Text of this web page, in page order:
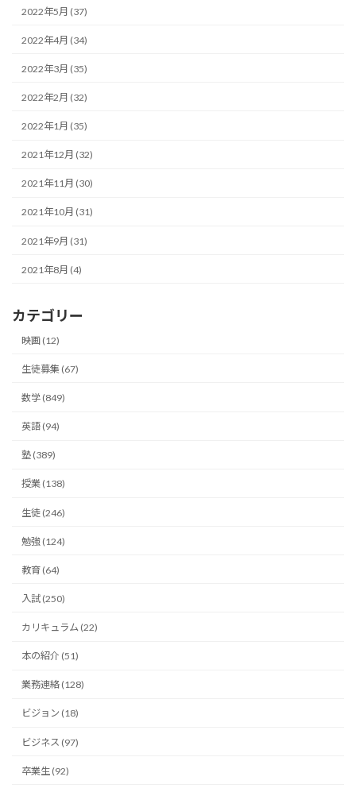
2022年5月 (37)
2022年4月 (34)
2022年3月 (35)
2022年2月 (32)
2022年1月 (35)
2021年12月 (32)
2021年11月 (30)
2021年10月 (31)
2021年9月 (31)
2021年8月 (4)
カテゴリー
映画 (12)
生徒募集 (67)
数学 (849)
英語 (94)
塾 (389)
授業 (138)
生徒 (246)
勉強 (124)
教育 (64)
入試 (250)
カリキュラム (22)
本の紹介 (51)
業務連絡 (128)
ビジョン (18)
ビジネス (97)
卒業生 (92)